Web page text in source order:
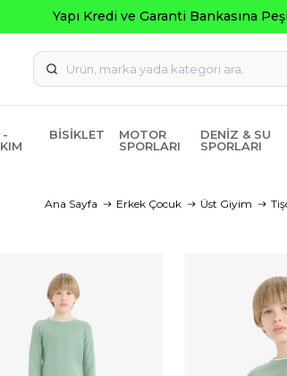
Yapı Kredi ve Garanti Bankasına
-
BISIKLET
MOTOR
SPORLARI
DENIZ & SU
SPORLARI
Ana Sayfa Erkek Çocuk Üst Giyim